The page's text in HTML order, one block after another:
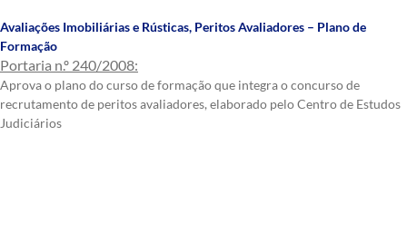
Avaliações Imobiliárias e Rústicas, Peritos Avaliadores – Plano de
Formação
Portaria n.º 240/2008:
Aprova o plano do curso de formação que integra o concurso de
recrutamento de peritos avaliadores, elaborado pelo Centro de Estudos
Judiciários